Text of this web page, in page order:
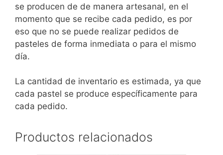
se producen de de manera artesanal, en el
momento que se recibe cada pedido, es por
eso que no se puede realizar pedidos de
pasteles de forma inmediata o para el mismo
día.
La cantidad de inventario es estimada, ya que
cada pastel se produce específicamente para
cada pedido.
Productos relacionados